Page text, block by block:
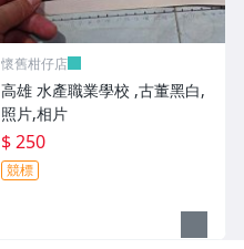
懷舊柑仔店
高雄 水產職業學校 ,古董黑白,
照片,相片
$ 250
競標